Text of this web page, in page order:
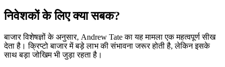
निवेशकों के लिए क्या सबक?
बाजार विशेषज्ञों के अनुसार, Andrew Tate का यह मामला एक महत्वपूर्ण सीख
देता है। क्रिप्टो बाजार में बड़े लाभ की संभावना जरूर होती है, लेकिन इसके
साथ बड़ा जोखिम भी जुड़ा रहता है।